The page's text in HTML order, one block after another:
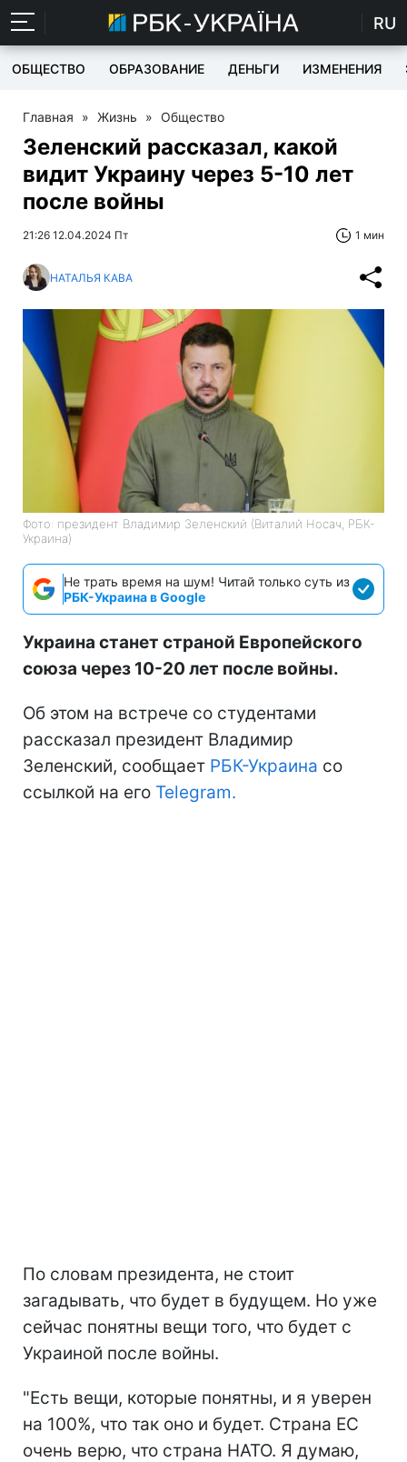
RU
ОБЩЕСТВО ОБРАЗОВАНИЕ ДЕНЬГИ ИЗМЕНЕНИЯ
Главная » Жизнь » Общество
Зеленский рассказал, какой
видит Украину через 5-10 лет
после войны
21:26 12.04.2024 Пт 1 мин
НАТАЛЬЯ КАВА
Фото: президент Владимир Зеленский (Виталий Носач, РБК-
Украина)
Не трать время на шум! Читай только суть из
РБК-Украина в Google
Украина станет страной Европейского
союза через 10-20 лет после войны.
Об этом на встрече со студентами
рассказал президент Владимир
Зеленский, сообщает РБК-Украина со
ссылкой на его Telegram.
По словам президента, не стоит
загадывать, что будет в будущем. Но уже
сейчас понятны вещи того, что будет с
Украиной после войны.
"Есть вещи, которые понятны, и я уверен
на 100%, что так оно и будет. Страна ЕС
очень верю, что страна НАТО. Я думаю,